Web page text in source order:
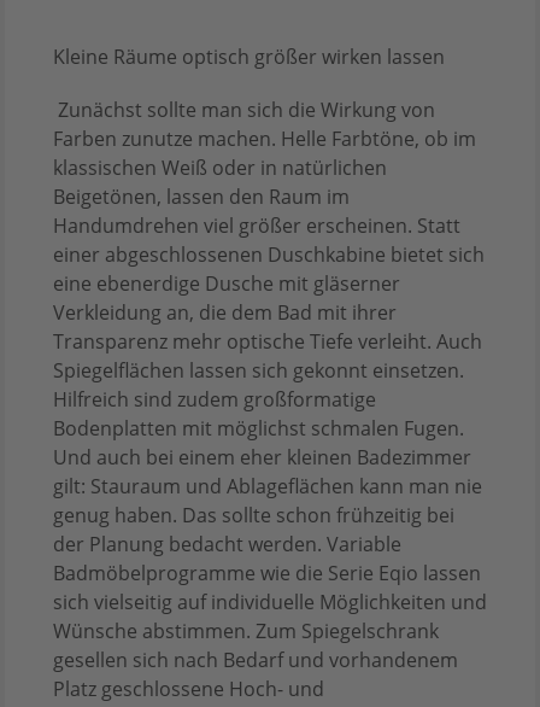
Kleine Räume optisch größer wirken lassen
Zunächst sollte man sich die Wirkung von
Farben zunutze machen. Helle Farbtöne, ob im
klassischen Weiß oder in natürlichen
Beigetönen, lassen den Raum im
Handumdrehen viel größer erscheinen. Statt
einer abgeschlossenen Duschkabine bietet sich
eine ebenerdige Dusche mit gläserner
Verkleidung an, die dem Bad mit ihrer
Transparenz mehr optische Tiefe verleiht. Auch
Spiegelflächen lassen sich gekonnt einsetzen.
Hilfreich sind zudem großformatige
Bodenplatten mit möglichst schmalen Fugen.
Und auch bei einem eher kleinen Badezimmer
gilt: Stauraum und Ablageflächen kann man nie
genug haben. Das sollte schon frühzeitig bei
der Planung bedacht werden. Variable
Badmöbelprogramme wie die Serie Eqio lassen
sich vielseitig auf individuelle Möglichkeiten und
Wünsche abstimmen. Zum Spiegelschrank
gesellen sich nach Bedarf und vorhandenem
Platz geschlossene Hoch- und